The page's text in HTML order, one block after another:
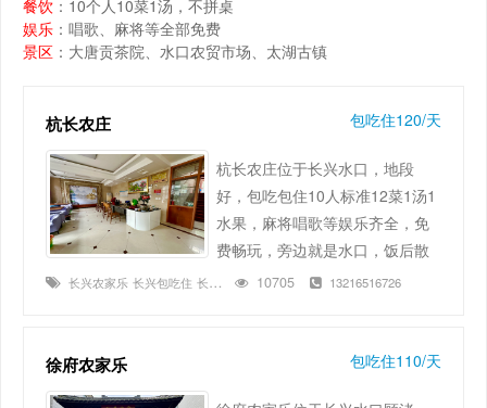
餐饮 ：10个人10菜1汤，不拼桌
娱乐 ：唱歌、麻将等全部免费
景区 ：大唐贡茶院、水口农贸市场、太湖古镇
包吃住120/天
杭长农庄
杭长农庄位于长兴水口，地段
好，包吃包住10人标准12菜1汤1
水果，麻将唱歌等娱乐齐全，免
费畅玩，旁边就是水口，饭后散
步好去处，还有大唐贡茶院，唐
便，长兴杭长农庄，不妨来体验
长兴农家乐 长兴包吃住 长兴水口 10705 13216516726
包吃住110/天
徐府农家乐